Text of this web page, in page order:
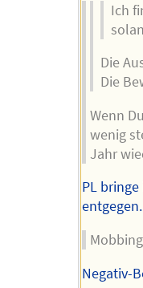
Ich
Die
Die
Wenn
wenig
Jahr
PL
Negativ-